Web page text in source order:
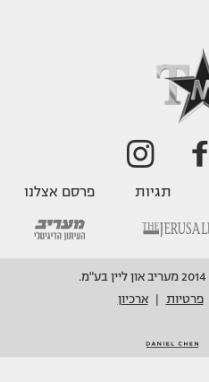
תגיות פרסם אצלנו
פרטיות ארכיון